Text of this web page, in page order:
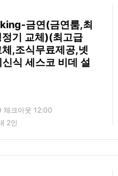
금연(금연룸,최
기 교체)(최고급
,조식무료제공,넷
식 세스코 비데 설
체크아웃 12:00
2인